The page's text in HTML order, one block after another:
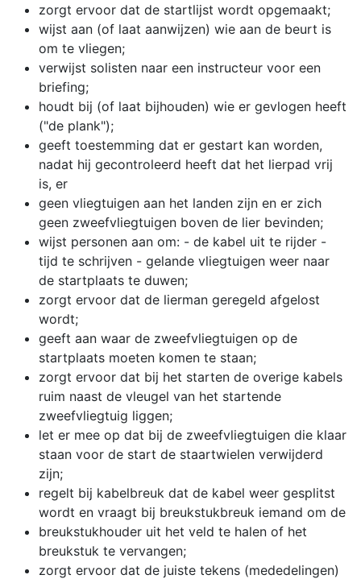
zorgt ervoor dat de startlijst wordt opgemaakt;
wijst aan (of laat aanwijzen) wie aan de beurt is
om te vliegen;
verwijst solisten naar een instructeur voor een
briefing;
houdt bij (of laat bijhouden) wie er gevlogen heeft
("de plank");
geeft toestemming dat er gestart kan worden,
nadat hij gecontroleerd heeft dat het lierpad vrij
is, er
geen vliegtuigen aan het landen zijn en er zich
geen zweefvliegtuigen boven de lier bevinden;
wijst personen aan om: - de kabel uit te rijder -
tijd te schrijven - gelande vliegtuigen weer naar
de startplaats te duwen;
zorgt ervoor dat de lierman geregeld afgelost
wordt;
geeft aan waar de zweefvliegtuigen op de
startplaats moeten komen te staan;
zorgt ervoor dat bij het starten de overige kabels
ruim naast de vleugel van het startende
zweefvliegtuig liggen;
let er mee op dat bij de zweefvliegtuigen die klaar
staan voor de start de staartwielen verwijderd
zijn;
regelt bij kabelbreuk dat de kabel weer gesplitst
wordt en vraagt bij breukstukbreuk iemand om de
breukstukhouder uit het veld te halen of het
breukstuk te vervangen;
zorgt ervoor dat de juiste tekens (mededelingen)